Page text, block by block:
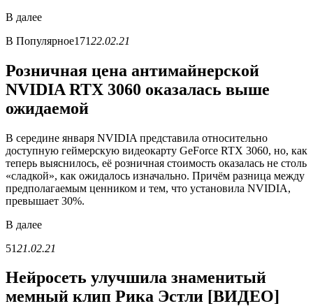
В далее
В Популярное17122.02.21
Розничная цена антимайнерской
NVIDIA RTX 3060 оказалась выше
ожидаемой
В середине января NVIDIA представила относительно
доступную геймерскую видеокарту GeForce RTX 3060, но, как
теперь выяснилось, её розничная стоимость оказалась не столь
«сладкой», как ожидалось изначально. Причём разница между
предполагаемым ценником и тем, что установила NVIDIA,
превышает 30%.
В далее
5121.02.21
Нейросеть улучшила знаменитый
мемный клип Рика Эстли [ВИДЕО]